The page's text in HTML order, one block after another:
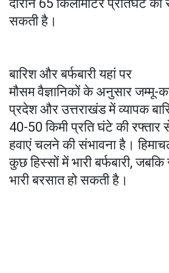
दौरान 65 किलोमीटर प्रतिघंटे
सकती है।
बारिश और बर्फबारी यहां पर
मौसम वैज्ञानिकों के अनुसार जम्मू-
प्रदेश और उत्तराखंड में व्यापक
40-50 किमी प्रति घंटे की
हवाएं चलने की संभावना है।
कुछ हिस्सों में भारी बर्फबारी,
भारी बरसात हो सकती है।